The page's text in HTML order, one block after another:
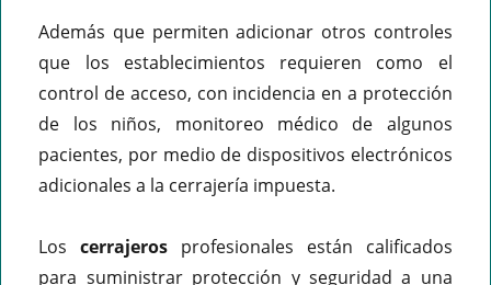
Además que permiten adicionar otros controles
que los establecimientos requieren como el
control de acceso, con incidencia en a protección
de los niños, monitoreo médico de algunos
pacientes, por medio de dispositivos electrónicos
adicionales a la cerrajería impuesta.
Loscerrajeros profesionales están calificados
para suministrar protección y seguridad a una